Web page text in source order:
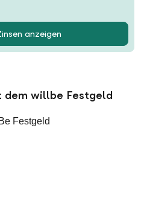
anzeigen
dem willbe Festgeld